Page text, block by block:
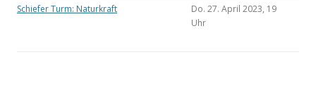
Schiefer Turm: Naturkraft
Do. 27. April 2023, 19
Uhr